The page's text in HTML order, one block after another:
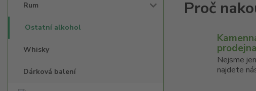
Rum
Ostatní alkohol
Whisky
Dárková balení
prodejna
Nejsme
najdete